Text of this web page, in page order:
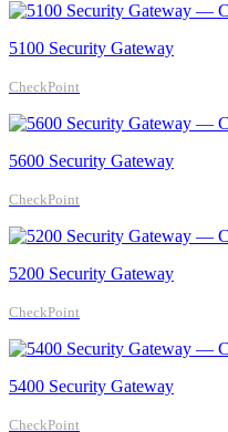
5100 Security Gateway
CheckPoint
5600 Security Gateway
CheckPoint
5200 Security Gateway
CheckPoint
5400 Security Gateway
CheckPoint